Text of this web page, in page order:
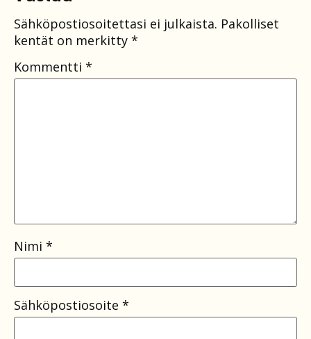
Sähköpostiosoitettasi ei julkaista. Pakolliset
kentät on merkitty *
Kommentti *
Nimi *
Sähköpostiosoite *